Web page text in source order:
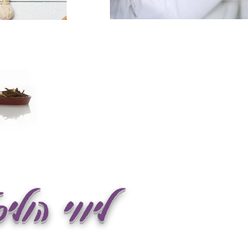
ליווי